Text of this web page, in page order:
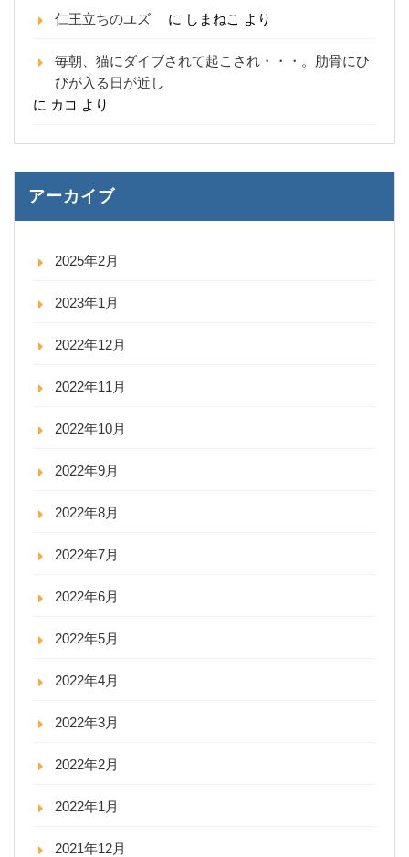
仁王立ちのユズ に しまねこ より
毎朝、猫にダイブされて起こされ・・・。肋骨にひ
びが入る日が近し
に カコ より
アーカイブ
2025年2月
2023年1月
2022年12月
2022年11月
2022年10月
2022年9月
2022年8月
2022年7月
2022年6月
2022年5月
2022年4月
2022年3月
2022年2月
2022年1月
2021年12月